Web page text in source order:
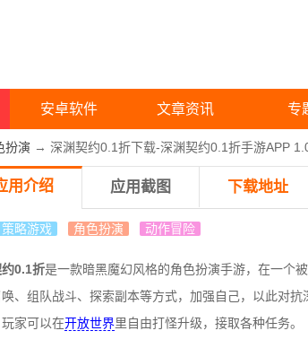
安卓软件 文章资讯 专
扮演 → 深渊契约0.1折下载-深渊契约0.1折手游APP
用介绍 应用截图 下载地址
策略游戏 角色扮演 动作冒险
0.1折是一款暗黑魔幻风格的角色扮演手游，在一个
、组队战斗、探索副本等方式，加强自己，以此对
家可以在开放世界里自由打怪升级，接取各种任务。